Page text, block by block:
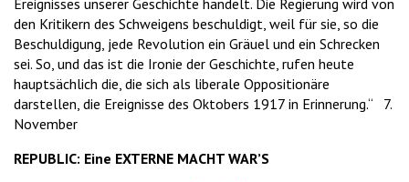
den Kritikern des Schweigens beschuldigt, weil für sie, so die
Beschuldigung, jede Revolution ein Gräuel und ein Schrecken
sei. So, und das ist die Ironie der Geschichte, rufen heute
hauptsächlich die, die sich als liberale Oppositionäre
darstellen, die Ereignisse des Oktobers 1917 in Erinnerung.“ 7.
November
REPUBLIC: Eine EXTERNE MACHT WAR’S